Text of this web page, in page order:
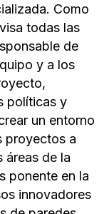
Como
todas las
de
y a los
políticas y
un entorno
proyectos a
áreas de la
ponente en la
innovadores